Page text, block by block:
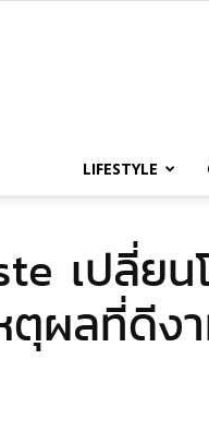
LIFESTYLE
เปลี่ยน
ตุผลที่ดีง